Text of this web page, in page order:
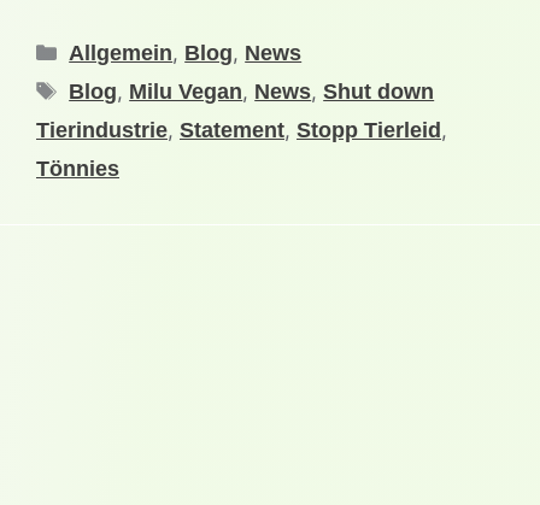
Allgemein, Blog, News
Blog, Milu Vegan, News,Shut down
Tierindustrie, Statement, Stopp Tierleid,
Tönnies